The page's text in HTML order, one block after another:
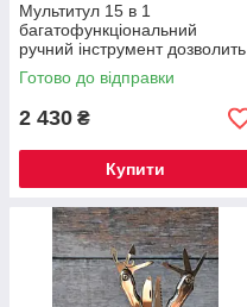
Мультитул 15 в 1
багатофункціональний
ручний інструмент дозволить
вирішити багато різних
завдань, чохол у комплекті.
Готово до відправки
2 430 ₴
Купити